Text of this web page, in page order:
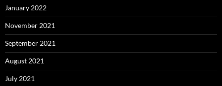
January 2022
November 2021
September 2021
August 2021
July 2021